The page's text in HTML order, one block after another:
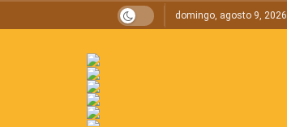
domingo, agosto 9, 2026